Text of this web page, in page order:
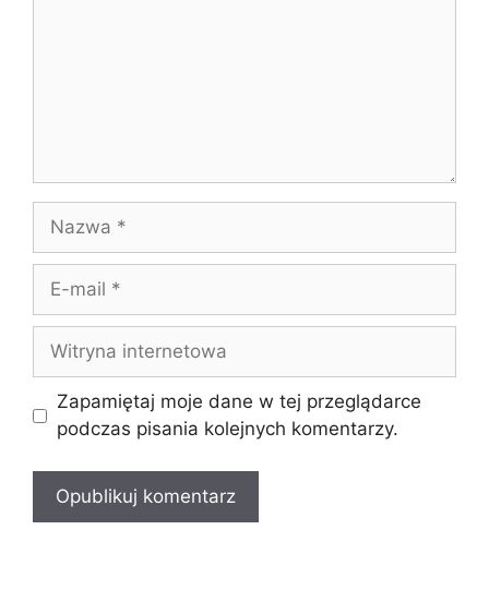
Nazwa
Witryna
internetowa
Zapamiętaj moje dane w tej przeglądarce
podczas pisania kolejnych komentarzy.